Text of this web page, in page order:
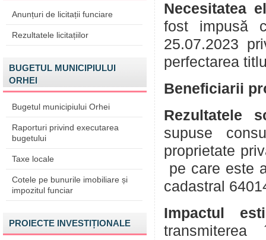
Anunțuri de licitații funciare
Rezultatele licitațiilor
BUGETUL MUNICIPIULUI
ORHEI
Bugetul municipiului Orhei
Raporturi privind executarea
bugetului
Taxe locale
Cotele pe bunurile imobiliare și
impozitul funciar
PROIECTE INVESTIȚIONALE
Necesitatea
fost impusă
25.07.2023
perfectarea
Beneficiarii
Rezultatele
supuse
proprietate
pe care este
cadastral
Impactul